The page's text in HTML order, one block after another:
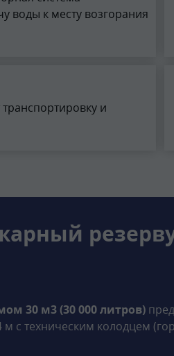
воды к месту возгорания
и
30 м3 (30 000 литров)
с техническим колодцем